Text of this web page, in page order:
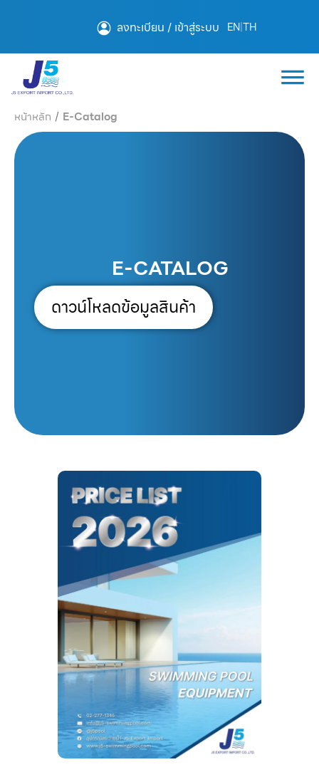
ลงทะเบียน / เข้าสู่ระบบ EN|TH
หน้าหลัก / E-Catalog
E-CATALOG
ดาวน์โหลดข้อมูลสินค้า